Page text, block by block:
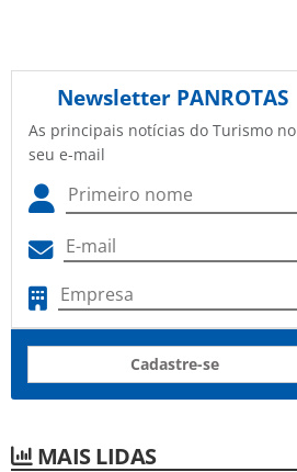
Newsletter PANROTAS
As principais notícias do Turismo no
seu e-mail
Cadastre-se
MAIS LIDAS